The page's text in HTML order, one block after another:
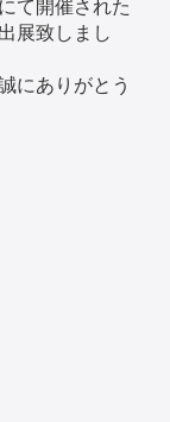
て開催された
展致しまし
にありがとう